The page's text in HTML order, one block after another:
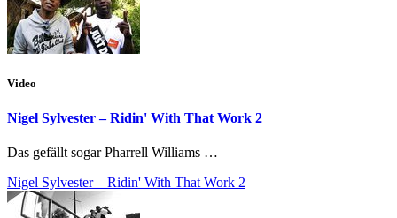
Video
Nigel Sylvester – Ridin' With That Work 2
Das gefällt sogar Pharrell Williams …
Nigel Sylvester – Ridin' With That Work 2